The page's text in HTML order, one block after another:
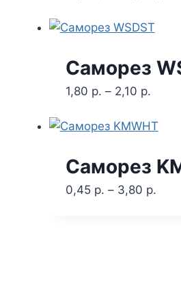
Саморез
1,80 р. – 2,10 р.
Саморез
0,45 р. – 3,80 р.